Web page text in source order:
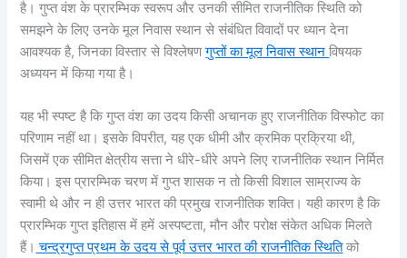
है। गुप्त वंश के प्रारम्भिक स्वरूप और उनकी सीमित राजनीतिक स्थिति को
समझने के लिए उनके मूल निवास स्थान से संबंधित विवादों पर ध्यान देना
आवश्यक है, जिनका विस्तार से विश्लेषणगुप्तों का मूल निवास स्थानविषयक
अध्ययन में किया गया है।
यह भी स्पष्ट है कि गुप्त वंश का उदय किसी अचानक हुए राजनीतिक विस्फोट का
परिणाम नहीं था। इसके विपरीत, यह एक धीमी और क्रमिक प्रक्रिया थी,
जिसमें एक सीमित क्षेत्रीय सत्ता ने धीरे-धीरे अपने लिए राजनीतिक स्थान निर्मित
किया। इस प्रारम्भिक चरण में गुप्त शासक न तो किसी विशाल साम्राज्य के
स्वामी थे और न ही उत्तर भारत की प्रमुख राजनीतिक शक्ति। यही कारण है कि
प्रारम्भिक गुप्त इतिहास में हमें अस्पष्टता, मौन और परोक्ष संकेत अधिक मिलते
हैं। चन्द्रगुप्त प्रथम के उदय से पूर्व उत्तर भारत की राजनीतिक स्थितिको